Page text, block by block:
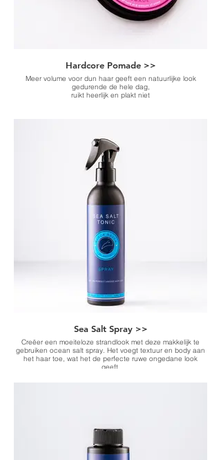
Hardcore Pomade >>
Meer volume voor dun haar geeft een natuurlijke look
gedurende de hele dag,
ruikt heerlijk en plakt niet
Sea Salt Spray >>
Creëer een moeiteloze strandlook met deze makkelijk te
gebruiken ocean salt spray. Het voegt textuur en body aan
het haar toe, wat het de perfecte ruwe ongedane look
geeft.